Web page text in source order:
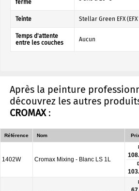
ferme
Teinte Stellar Green EFX
Temps d'attente
entre les couches
Aucun
Après la peinture
découvrez les autres
CROMAX:
Référence Nom
1402W Cromax Mixing - Blanc LS 1L